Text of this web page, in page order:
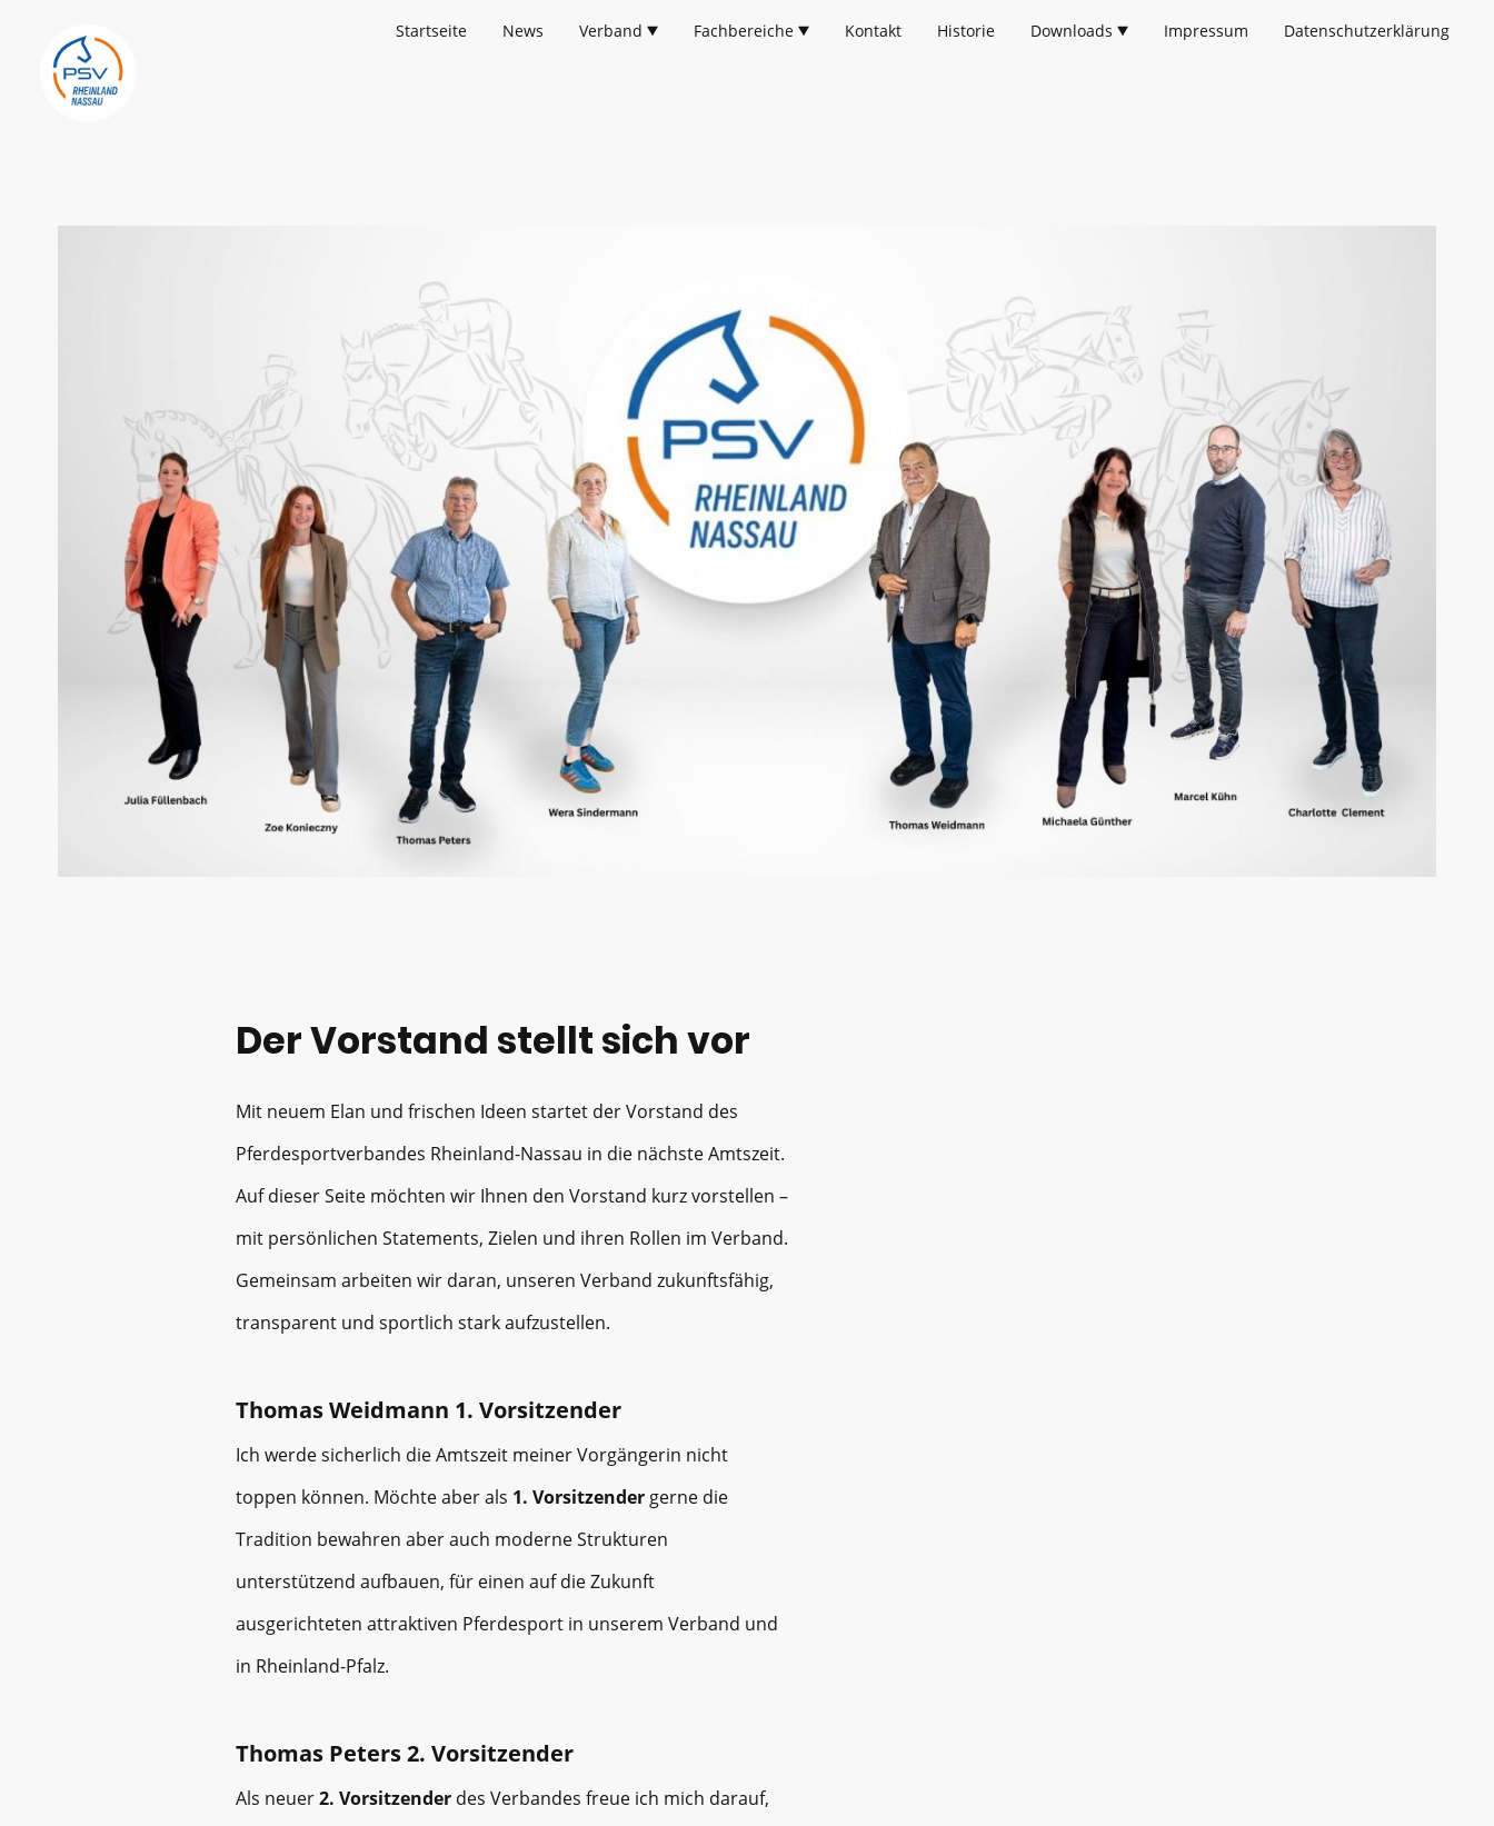
Startseite News Verband Fachbereiche Kontakt Historie Downloads Impressum Datenschutzerklärung
Der Vorstand stellt sich vor
Mit neuem Elan und frischen Ideen startet der Vorstand des
Pferdesportverbandes Rheinland-Nassau in die nächste Amtszeit.
Auf dieser Seite möchten wir Ihnen den Vorstand kurz vorstellen –
mit persönlichen Statements, Zielen und ihren Rollen im Verband.
Gemeinsam arbeiten wir daran, unseren Verband zukunftsfähig,
transparent und sportlich stark aufzustellen.
Thomas Weidmann 1. Vorsitzender
Ich werde sicherlich die Amtszeit meiner Vorgängerin nicht
toppen können. Möchte aber als 1. Vorsitzender gerne die
Tradition bewahren aber auch moderne Strukturen
unterstützend aufbauen, für einen auf die Zukunft
ausgerichteten attraktiven Pferdesport in unserem Verband und
in Rheinland-Pfalz.
Thomas Peters 2. Vorsitzender
Als neuer2. Vorsitzender des Verbandes freue ich mich darauf,